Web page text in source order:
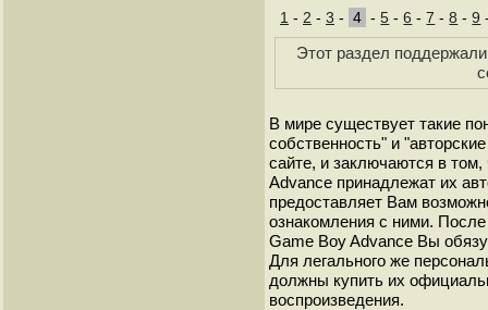
1 - 2 - 3 - 4 -5 -6 -7 -8 -9
Этот раздел
В мире существует такие
собственность" и
сайте, и заключаются в
Advance принадлежат их
предоставляет Вам
ознакомления с ними.
Game Boy Advance Вы
Для легального же
должны купить их
воспроизведения.